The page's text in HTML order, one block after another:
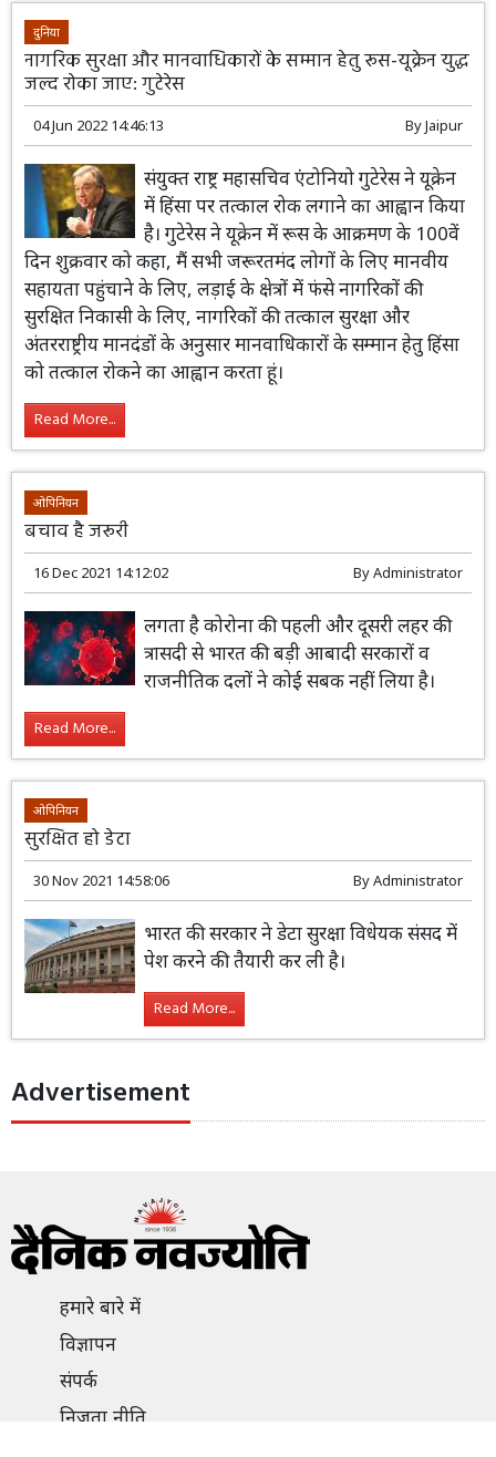
दुनिया
नागरिक सुरक्षा और मानवाधिकारों के सम्मान हेतु रूस-यूक्रेन युद्ध
जल्द रोका जाए: गुटेरेस
04 Jun 2022 14:46:13 ByJaipur
संयुक्त राष्ट्र महासचिव एंटोनियो गुटेरेस ने यूक्रेन
में हिंसा पर तत्काल रोक लगाने का आह्वान किया
है। गुटेरेस ने यूक्रेन में रूस के आक्रमण के 100वें
दिन शुक्रवार को कहा, मैं सभी जरूरतमंद लोगों के लिए मानवीय
सहायता पहुंचाने के लिए, लड़ाई के क्षेत्रों में फंसे नागरिकों की
सुरक्षित निकासी के लिए, नागरिकों की तत्काल सुरक्षा और
अंतरराष्ट्रीय मानदंडों के अनुसार मानवाधिकारों के सम्मान हेतु हिंसा
को तत्काल रोकने का आह्वान करता हूं।
Read More...
ओपिनियन
बचाव है जरूरी
16 Dec 2021 14:12:02 ByAdministrator
लगता है कोरोना की पहली और दूसरी लहर की
त्रासदी से भारत की बड़ी आबादी सरकारों व
राजनीतिक दलों ने कोई सबक नहीं लिया है।
Read More...
ओपिनियन
सुरक्षित हो डेटा
30 Nov 2021 14:58:06 ByAdministrator
भारत की सरकार ने डेटा सुरक्षा विधेयक संसद में
पेश करने की तैयारी कर ली है।
Read More...
Advertisement
हमारे बारे में
विज्ञापन
संपर्क
निजता नीति